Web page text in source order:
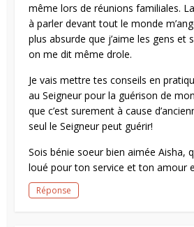
même lors de réunions familiales.
à parler devant tout le monde
plus absurde que j’aime les gens et
on me dit même drole.
Je vais mettre tes conseils en
au Seigneur pour la guérison de
que c’est surement à cause
seul le Seigneur peut guérir!
Sois bénie soeur bien aimée Aisha,
loué pour ton service et ton amour
Réponse